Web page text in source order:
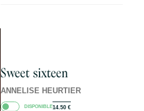
Sweet sixteen
ANNELISE HEURTIER
DISPONIBLE14.50 €